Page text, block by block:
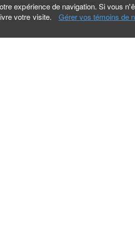
expérience de navigation. Si vous
votre visite.
Gérer vos témoins de